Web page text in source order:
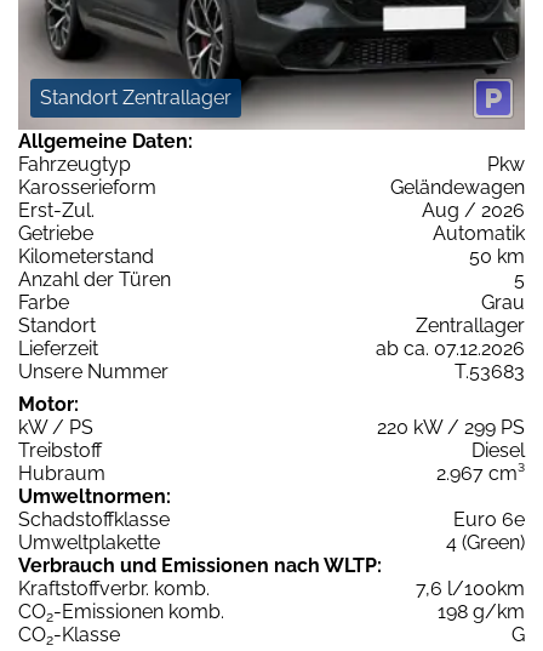
Standort Zentrallager
Allgemeine Daten:
Fahrzeugtyp
Pkw
Karosserieform
Geländewagen
Erst-Zul.
Aug / 2026
Getriebe
Automatik
Kilometerstand
50 km
Anzahl der Türen
5
Farbe
Grau
Standort
Zentrallager
Lieferzeit
ab ca. 07.12.2026
Unsere Nummer
T.53683
Motor:
kW / PS
220 kW / 299 PS
Treibstoff
Diesel
Hubraum
2.967 cm³
Umweltnormen:
Schadstoffklasse
Euro 6e
Umweltplakette
4 (Green)
Verbrauch und Emissionen nach WLTP:
Kraftstoffverbr. komb.
7,6 l/100km
CO2-Emissionen komb.
198 g/km
CO2-Klasse
G